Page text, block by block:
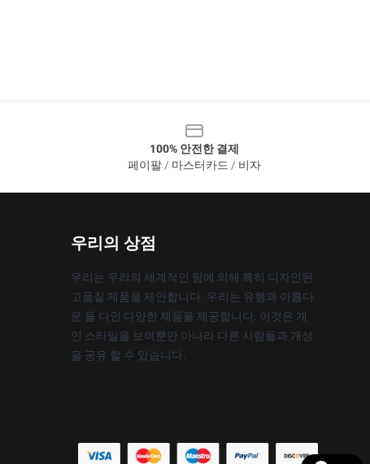
100% 안전한 결제
페이팔 / 마스터카드 / 비자
우리의 상점
우리는 우리의 세계적인 팀에 의해 특히 디자인된
고품질 제품을 제안합니다. 우리는 유행과 아름다
운 둘 다인 다양한 제품을 제공합니다. 이것은 개
인 스타일을 보여뿐만 아니라 다른 사람들과 개성
을 공유 할 수 있습니다.